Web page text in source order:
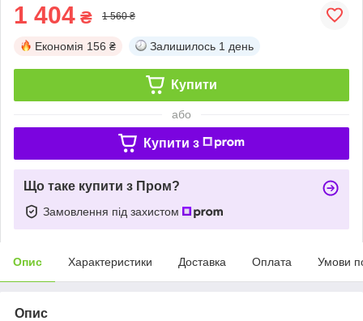
1 404 ₴ 1 560 ₴
Економія 156 ₴ Залишилось 1 день
Купити
або
Купити з
Що таке купити з Пром?
Замовлення під захистом
Опис Характеристики Доставка Оплата Умови
Опис